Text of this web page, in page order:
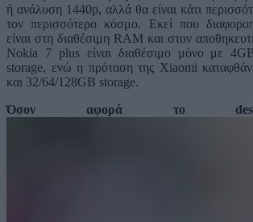
ή ανάλυση 1440p, αλλά θα είναι κάτι
τον περισσότερο κόσμο. Εκεί που
είναι στη διαθέσιμη RAM και στον
Nokia 7 plus είναι διαθέσιμο μόνο με
storage, ενώ η πρόταση της Xiaomi
και 32/64/128GB storage.
Όσον αφορά το